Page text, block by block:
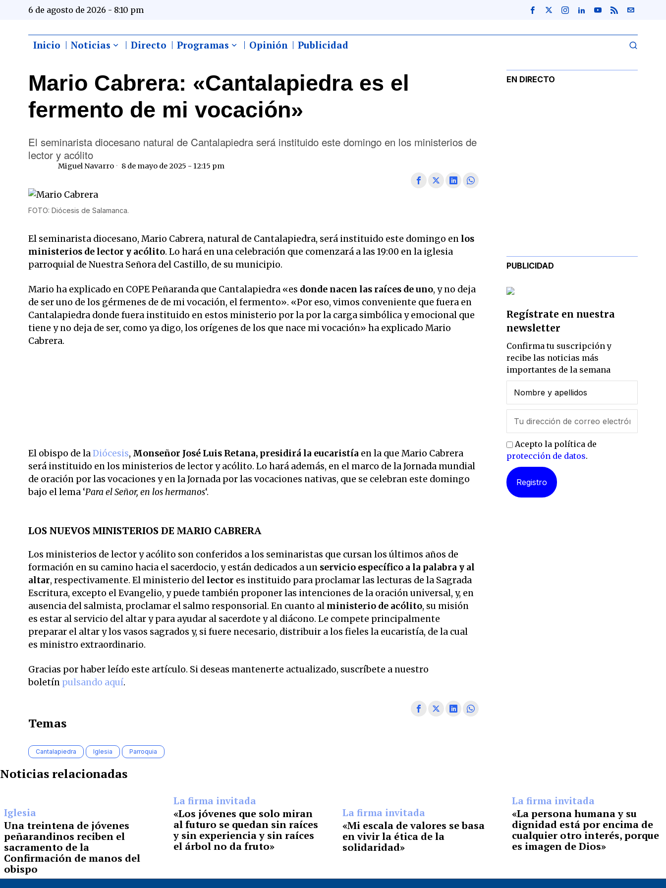
6 de agosto de 2026 - 8:10 pm
Inicio Noticias Directo Programas Opinión Publicidad
Mario Cabrera: «Cantalapiedra es el
fermento de mi vocación»
El seminarista diocesano natural de Cantalapiedra será instituido este domingo en los ministerios de
lector y acólito
Miguel Navarro 8 de mayo de 2025 - 12:15 pm
FOTO: Diócesis de Salamanca.
El seminarista diocesano, Mario Cabrera, natural de Cantalapiedra, será instituido este domingo en los
ministerios de lector y acólito. Lo hará en una celebración que comenzará a las 19:00 en la iglesia
parroquial de Nuestra Señora del Castillo, de su municipio.
Mario ha explicado en COPE Peñaranda que Cantalapiedra «es donde nacen las raíces de uno, y no deja
de ser uno de los gérmenes de de mi vocación, el fermento». «Por eso, vimos conveniente que fuera en
Cantalapiedra donde fuera instituido en estos ministerio por la por la carga simbólica y emocional que
tiene y no deja de ser, como ya digo, los orígenes de los que nace mi vocación» ha explicado Mario
Cabrera.
El obispo de laDiócesis, Monseñor José Luis Retana, presidirá la eucaristía en la que Mario Cabrera
será instituido en los ministerios de lector y acólito. Lo hará además, en el marco de la Jornada mundial
de oración por las vocaciones y en la Jornada por las vocaciones nativas, que se celebran este domingo
bajo el lema ‘Para el Señor, en los hermanos‘.
LOS NUEVOS MINISTERIOS DE MARIO CABRERA
Los ministerios de lector y acólito son conferidos a los seminaristas que cursan los últimos años de
formación en su camino hacia el sacerdocio, y están dedicados a un servicio específico a la palabra y al
altar, respectivamente. El ministerio del lector es instituido para proclamar las lecturas de la Sagrada
Escritura, excepto el Evangelio, y puede también proponer las intenciones de la oración universal, y, en
ausencia del salmista, proclamar el salmo responsorial. En cuanto al ministerio de acólito, su misión
es estar al servicio del altar y para ayudar al sacerdote y al diácono. Le compete principalmente
preparar el altar y los vasos sagrados y, si fuere necesario, distribuir a los fieles la eucaristía, de la cual
es ministro extraordinario.
Gracias por haber leído este artículo. Si deseas mantenerte actualizado, suscríbete a nuestro
boletín pulsando aquí.
Temas
Cantalapiedra Iglesia Parroquia
EN DIRECTO
PUBLICIDAD
Regístrate en nuestra
newsletter
Confirma tu suscripción y
recibe las noticias más
importantes de la semana
Acepto la política de
protección de datos.
Noticias relacionadas
Iglesia
Una treintena de jóvenes
peñarandinos reciben el
sacramento de la
Confirmación de manos del
obispo
La firma invitada
«Los jóvenes que solo miran
al futuro se quedan sin raíces
y sin experiencia y sin raíces
el árbol no da fruto»
La firma invitada
«Mi escala de valores se basa
en vivir la ética de la
solidaridad»
La firma invitada
«La persona humana y su
dignidad está por encima de
cualquier otro interés, porque
es imagen de Dios»